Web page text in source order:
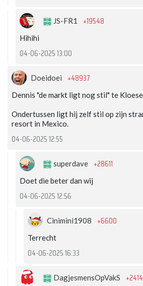
JS-FR1 +19548
Hihihi
04-06-2025 13:00
Doeidoei +48937
Dennis "de markt ligt nog stil" te
Ondertussen ligt hij zelf stil op zijn
resort in Mexico.
04-06-2025 12:55
superdave +28611
Doet die beter dan wij
04-06-2025 12:56
Cinimini1908 +6600
Terrecht
04-06-2025 16:33
DagjesmensOpVakS